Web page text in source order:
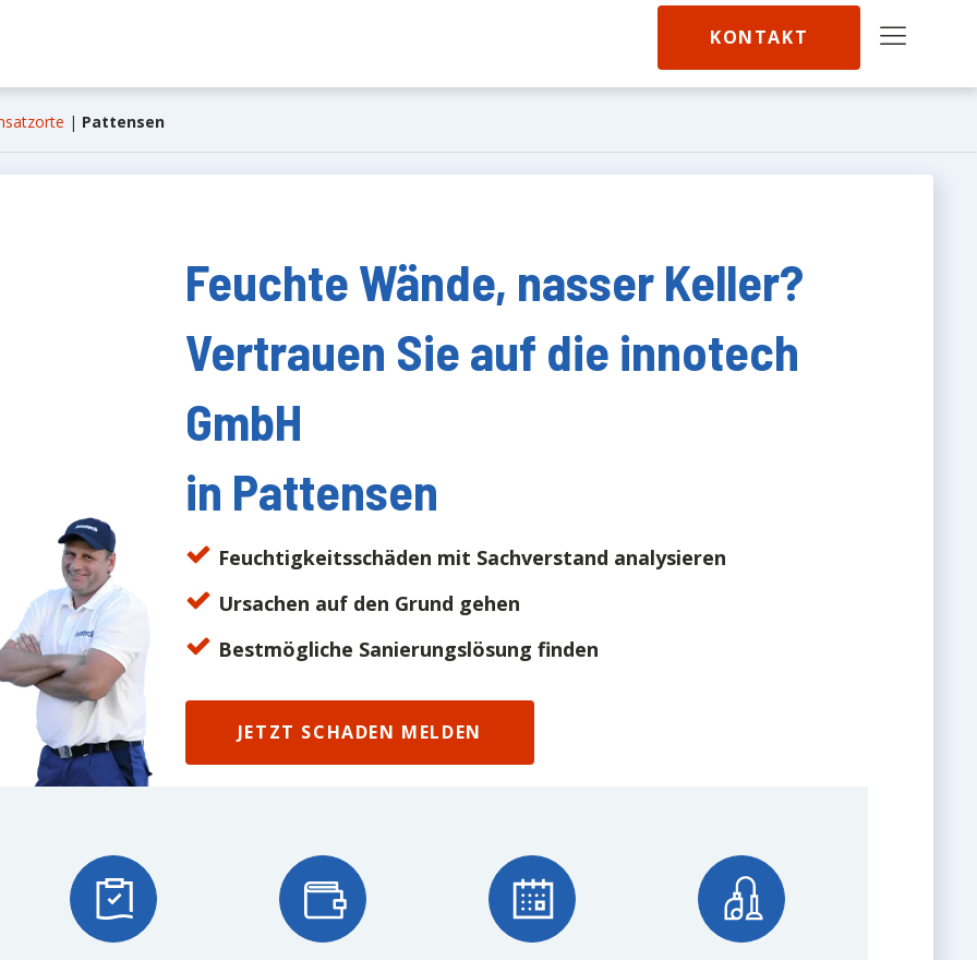
KONTAKT
| Pattensen
Feuchte Wände, nasser Keller?
Vertrauen Sie auf die innotech
GmbH
in Pattensen
Feuchtigkeitsschäden mit Sachverstand analysieren
Ursachen auf den Grund gehen
Bestmögliche Sanierungslösung finden
JETZT SCHADEN MELDEN